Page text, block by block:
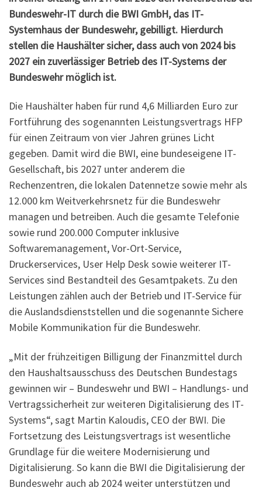
Bundeswehr-IT durch die BWI GmbH, das IT-
Systemhaus der Bundeswehr, gebilligt. Hierdurch
stellen die Haushälter sicher, dass auch von 2024 bis
2027 ein zuverlässiger Betrieb des IT-Systems der
Bundeswehr möglich ist.
Die Haushälter haben für rund 4,6 Milliarden Euro zur
Fortführung des sogenannten Leistungsvertrags HFP
für einen Zeitraum von vier Jahren grünes Licht
gegeben. Damit wird die BWI, eine bundeseigene IT-
Gesellschaft, bis 2027 unter anderem die
Rechenzentren, die lokalen Datennetze sowie mehr als
12.000 km Weitverkehrsnetz für die Bundeswehr
managen und betreiben. Auch die gesamte Telefonie
sowie rund 200.000 Computer inklusive
Softwaremanagement, Vor-Ort-Service,
Druckerservices, User Help Desk sowie weiterer IT-
Services sind Bestandteil des Gesamtpakets. Zu den
Leistungen zählen auch der Betrieb und IT-Service für
die Auslandsdienststellen und die sogenannte Sichere
Mobile Kommunikation für die Bundeswehr.
„Mit der frühzeitigen Billigung der Finanzmittel durch
den Haushaltsausschuss des Deutschen Bundestags
gewinnen wir – Bundeswehr und BWI – Handlungs- und
Vertragssicherheit zur weiteren Digitalisierung des IT-
Systems“, sagt Martin Kaloudis, CEO der BWI. Die
Fortsetzung des Leistungsvertrags ist wesentliche
Grundlage für die weitere Modernisierung und
Digitalisierung. So kann die BWI die Digitalisierung der
Bundeswehr auch ab 2024 weiter unterstützen und